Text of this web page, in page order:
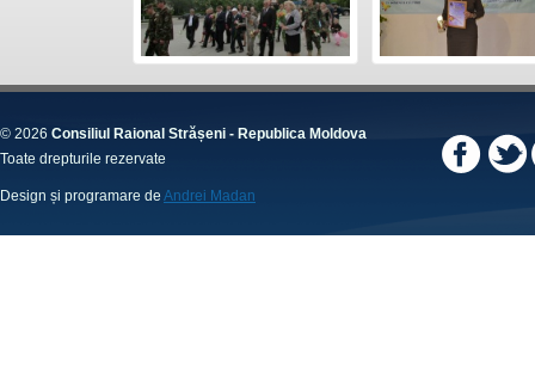
© 2026 Consiliul Raional Strășeni - Republica Moldova
Toate drepturile rezervate
Design și programare de Andrei Madan